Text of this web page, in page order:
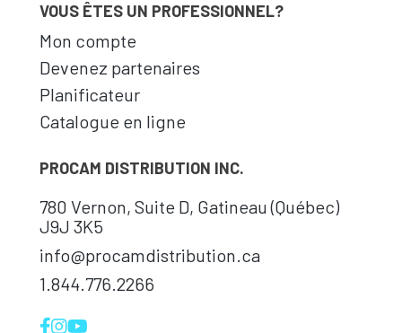
VOUS ÊTES UN PROFESSIONNEL?
Mon compte
Devenez partenaires
Planificateur
Catalogue en ligne
PROCAM DISTRIBUTION INC.
780 Vernon, Suite D, Gatineau (Québec)
J9J 3K5
info@procamdistribution.ca
1.844.776.2266